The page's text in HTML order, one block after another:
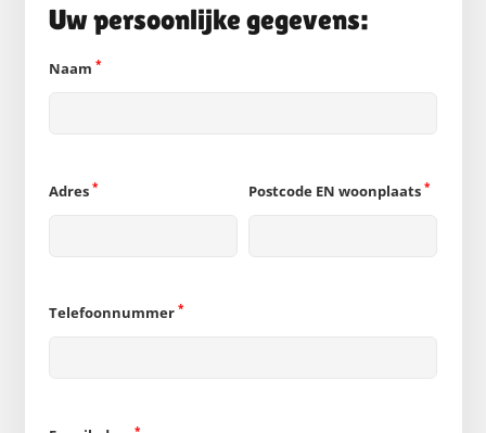
Uw persoonlijke gegevens:
Naam *
Adres * Postcode EN woonplaats *
Telefoonnummer *